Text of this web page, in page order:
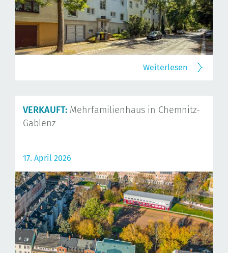
Weiterlesen
VERKAUFT: Mehrfamilienhaus in Chemnitz-
Gablenz
17. April 2026